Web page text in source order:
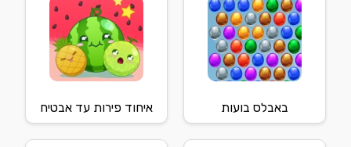
באבלס בועות איחוד פירות עד אבטיח